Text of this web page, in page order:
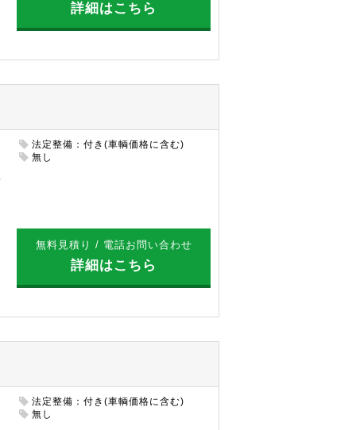
詳細はこちら
法定整備：付き(車輌価格に含む)
無し
無料見積り / 電話お問い合わせ
詳細はこちら
法定整備：付き(車輌価格に含む)
無し